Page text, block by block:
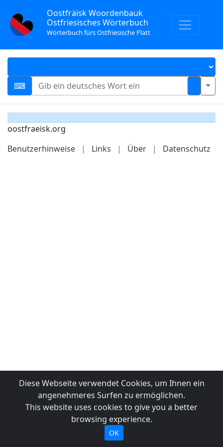
Oostfräisk Woordenbauk
Ostfriesisches Wörterbuch
Wörterbuch fürs Ostfriesische Platt
oostfraeisk.org
Benutzerhinweise
| Links | Über | Datenschutz
Diese Webseite verwendet Cookies, um Ihnen ein
angenehmeres Surfen zu ermöglichen.
This website uses cookies to give you a better
browsing experience.
OK